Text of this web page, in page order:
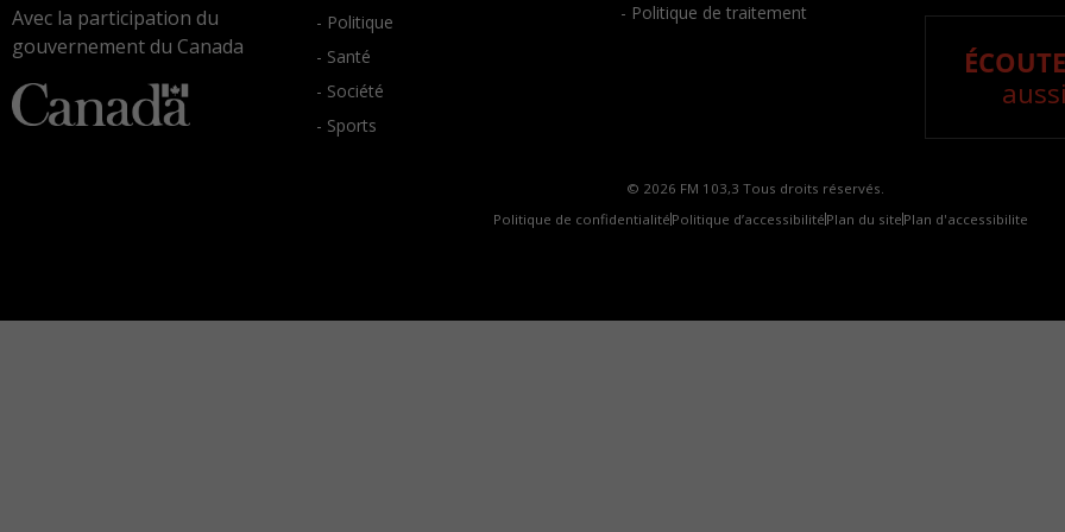
Avec la participation du
gouvernement du Canada
- Politique
- Santé
- Société
- Sports
- Politique de traitement
© 2026 FM 103,3 Tous droits réservés.
Politique de confidentialité Politique d’accessibilité Plan du site Plan d'accessibilite